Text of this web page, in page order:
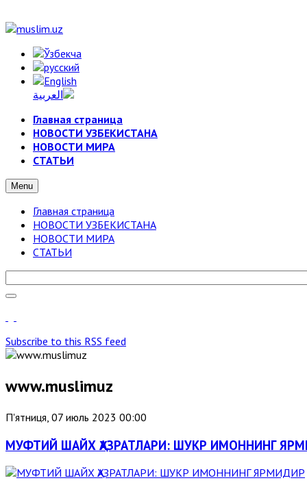
Главная страница
НОВОСТИ УЗБЕКИСТАНА
НОВОСТИ МИРА
СТАТЬИ
Menu
Главная страница
НОВОСТИ УЗБЕКИСТАНА
НОВОСТИ МИРА
СТАТЬИ
Subscribe to this RSS feed
www.muslimuz
П'ятниця, 07 июль 2023 00:00
МУФТИЙ ШАЙХ ҲАЗРАТЛАРИ: ШУКР ИМОННИНГ